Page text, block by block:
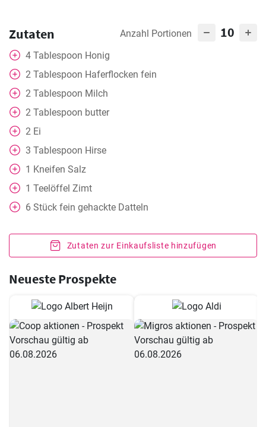
Zutaten Anzahl Portionen 10
4 Tablespoon Honig
2 Tablespoon Haferflocken fein
2 Tablespoon Milch
2 Tablespoon butter
2 Ei
3 Tablespoon Hirse
1 Kneifen Salz
1 Teelöffel Zimt
6 Stück fein gehackte Datteln
Zutaten zur Einkaufsliste hinzufügen
Neueste Prospekte